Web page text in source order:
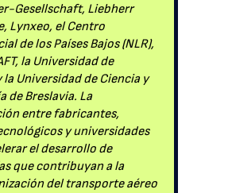
Gesellschaft, Liebherr
Lynxeo, el Centro
de los Países Bajos (NLR),
la Universidad de
la Universidad de Ciencia y
de Breslavia. La
entre fabricantes,
y universidades
el desarrollo de
que contribuyan a la
del transporte aéreo